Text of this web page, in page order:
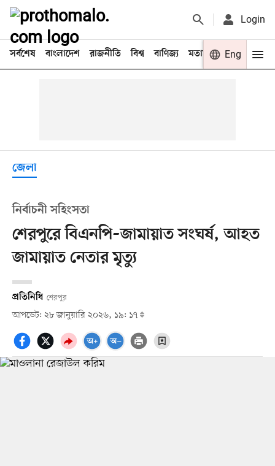
Login
সর্বশেষ বাংলাদেশ রাজনীতি বিশ্ব বাণিজ্য মতামত খেলা
Eng
জেলা
নির্বাচনী সহিংসতা
শেরপুরে বিএনপি–জামায়াত সংঘর্ষ, আহত
জামায়াত নেতার মৃত্যু
প্রতিনিধি শেরপুর
আপডেট: ২৮ জানুয়ারি ২০২৬, ১৯: ১৭